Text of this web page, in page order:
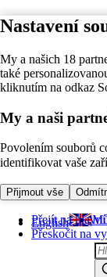
Nastavení
My a našich 18
také
kliknutím na odkaz
My a naši
Povolením souborů
identifikovat vaše
Přijmout vše
Přejít na hlavní
Přeskočit na
English